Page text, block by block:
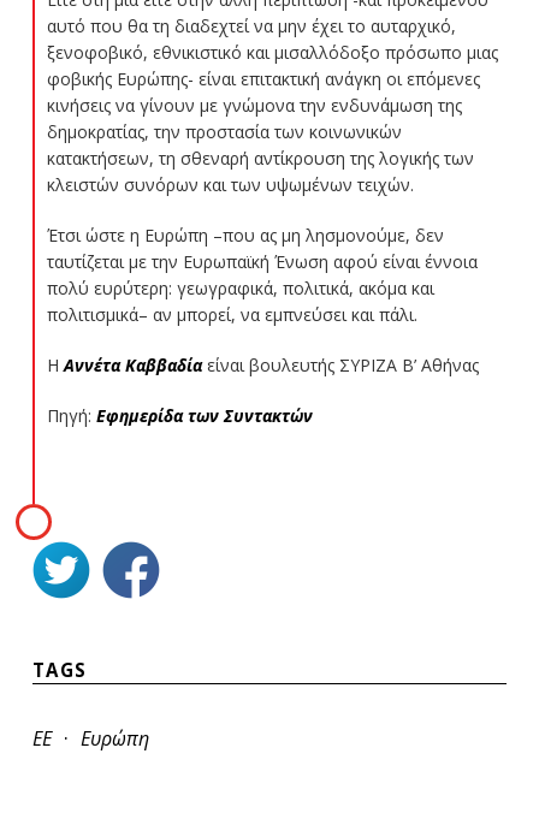
αυτό που θα τη διαδεχτεί να μην έχει το αυταρχικό,
ξενοφοβικό, εθνικιστικό και μισαλλόδοξο πρόσωπο μιας
φοβικής Ευρώπης- είναι επιτακτική ανάγκη οι επόμενες
κινήσεις να γίνουν με γνώμονα την ενδυνάμωση της
δημοκρατίας, την προστασία των κοινωνικών
κατακτήσεων, τη σθεναρή αντίκρουση της λογικής των
κλειστών συνόρων και των υψωμένων τειχών.
Έτσι ώστε η Ευρώπη –που ας μη λησμονούμε, δεν
ταυτίζεται με την Ευρωπαϊκή Ένωση αφού είναι έννοια
πολύ ευρύτερη: γεωγραφικά, πολιτικά, ακόμα και
πολιτισμικά– αν μπορεί, να εμπνεύσει και πάλι.
ΗΑννέτα Καββαδίαείναι βουλευτής ΣΥΡΙΖΑ Β’ Αθήνας
Πηγή: Εφημερίδα των Συντακτών
TAGS
ΕΕ · Ευρώπη